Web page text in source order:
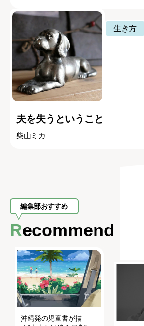
生き方
夫を失うということ
柴山ミカ
編集部おすすめ
Recommend
沖縄発の児童書が描